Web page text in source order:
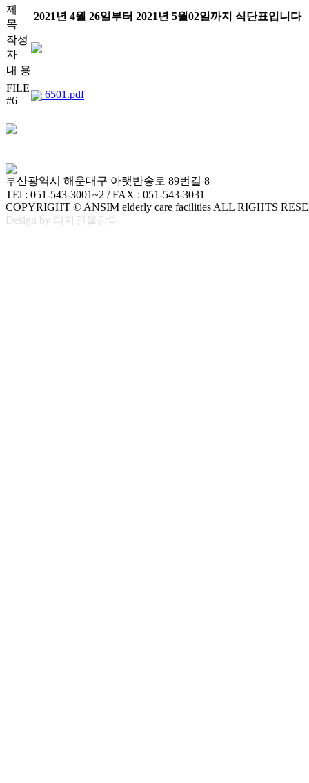
제
목
2021년 4월 26일부터 2021년 5월02일까지 식단표입니다
작성
자
내 용
FILE
#6
6501.pdf
부산광역시 해운대구 아랫반송로 89번길 8
TEl : 051-543-3001~2 / FAX : 051-543-3031
COPYRIGHT © ANSIM elderly care facilities ALL RIGHTS
Design by 디자인을담다